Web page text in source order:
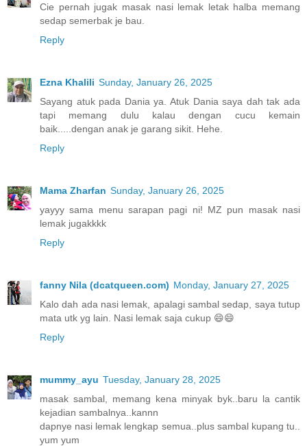
Cie pernah jugak masak nasi lemak letak halba memang
sedap semerbak je bau.
Reply
Ezna Khalili Sunday, January 26, 2025
Sayang atuk pada Dania ya. Atuk Dania saya dah tak ada
tapi memang dulu kalau dengan cucu kemain
baik.....dengan anak je garang sikit. Hehe.
Reply
Mama Zharfan Sunday, January 26, 2025
yayyy sama menu sarapan pagi ni! MZ pun masak nasi
lemak jugakkkk
Reply
fanny Nila (dcatqueen.com) Monday, January 27, 2025
Kalo dah ada nasi lemak, apalagi sambal sedap, saya tutup
mata utk yg lain. Nasi lemak saja cukup 😄😄
Reply
mummy_ayu Tuesday, January 28, 2025
masak sambal, memang kena minyak byk..baru la cantik
kejadian sambalnya..kannn
dapnye nasi lemak lengkap semua..plus sambal kupang tu..
yum yum